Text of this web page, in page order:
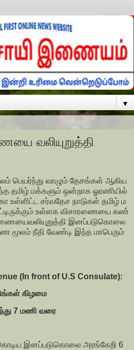
▼
வலியுறுத்தி
பெயர்ந்து வாழும் தேசங்கள் ஆகிய
தமிழ் மக்களும் ஒன்றாக ஓரணியில்
உள்ளிட்ட சர்வதேச நாடுகள் தமிழ் ம
உள்ளக விசாரணையை கண்
வலியுறுத்தி இனப்படுகொலை
மூலம் நீதி வேண்டி இந்த மாபெரும்
(In front of U.S Consulate):
கிழமை
7 மணி வரை
இனப்படுகொலை அரங்கேறி 6